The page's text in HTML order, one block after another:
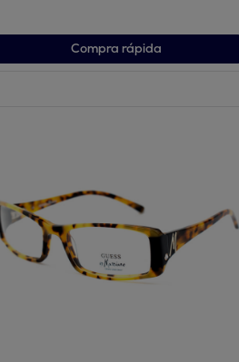
Compra rápida